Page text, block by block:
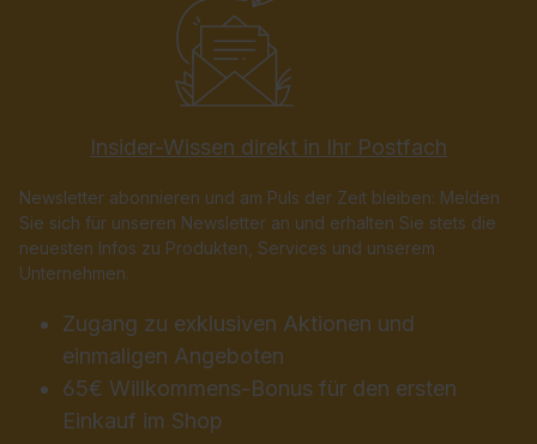
Insider-Wissen direkt in Ihr Postfach
Newsletter abonnieren und am Puls der Zeit bleiben: Melden
Sie sich für unseren Newsletter an und erhalten Sie stets die
neuesten Infos zu Produkten, Services und unserem
Unternehmen.
Zugang zu exklusiven Aktionen und
einmaligen Angeboten
65€ Willkommens-Bonus für den ersten
Einkauf im Shop